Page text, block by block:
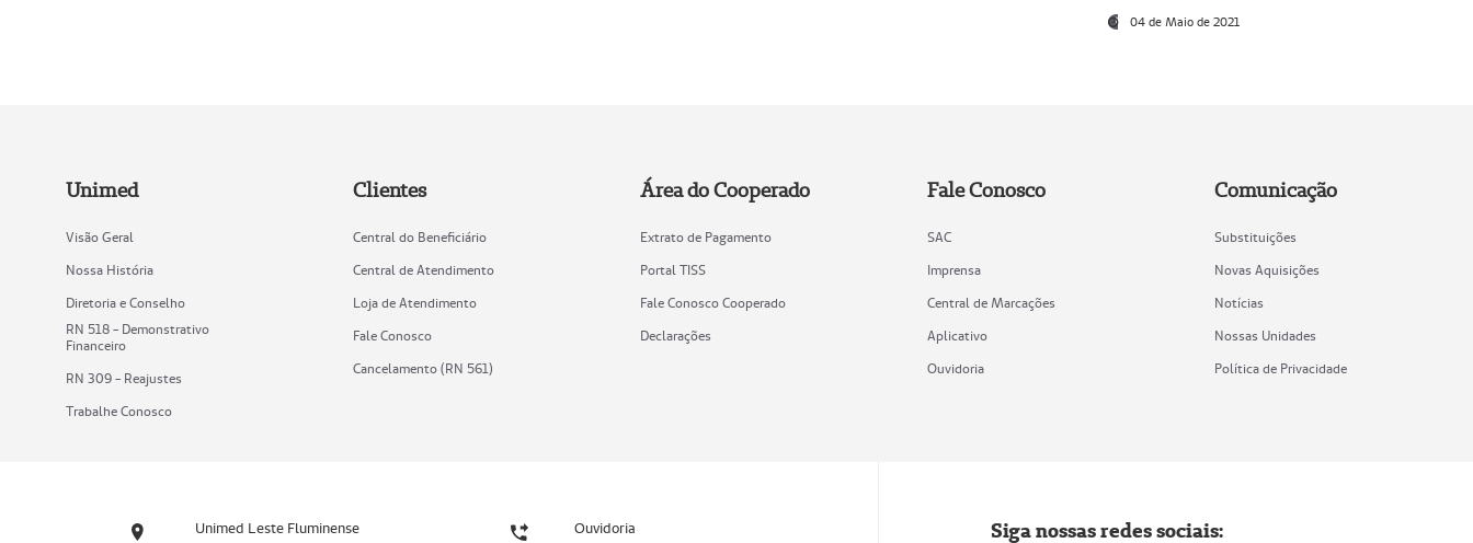
04 de Maio de 2021
Unimed
Visão Geral
Nossa História
Diretoria e Conselho
RN 518 - Demonstrativo
Financeiro
RN 309 - Reajustes
Trabalhe Conosco
Clientes
Central do Beneficiário
Central de Atendimento
Loja de Atendimento
Fale Conosco
Cancelamento (RN 561)
Área do Cooperado
Extrato de Pagamento
Portal TISS
Fale Conosco Cooperado
Declarações
Fale Conosco
SAC
Imprensa
Central de Marcações
Aplicativo
Ouvidoria
Comunicação
Substituições
Novas Aquisições
Notícias
Nossas Unidades
Política de Privacidade
Unimed Leste Fluminense Ouvidoria Siga nossas redes sociais: